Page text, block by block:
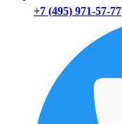
+7 (495) 971-57-77